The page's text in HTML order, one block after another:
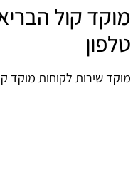
מוקד קול
טלפון
מוקד שירות לקוחות מוקד